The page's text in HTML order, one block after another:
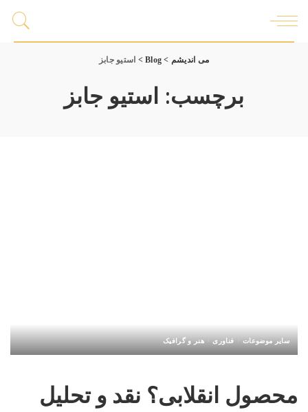
می اندیشم >
Blog
> استیو جابز
برچسب: استیو جابز
سایر موضوعات فناوری هنر و گرافیک
محصول انقلابی؟ نقد و تحلیل